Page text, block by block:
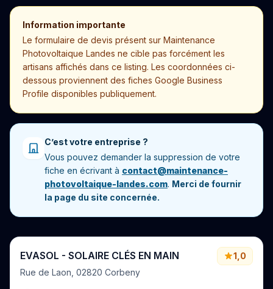
Information importante
Le formulaire de devis présent sur Maintenance
Photovoltaique Landes ne cible pas forcément les
artisans affichés dans ce listing. Les coordonnées ci-
dessous proviennent des fiches Google Business
Profile disponibles publiquement.
C’est votre entreprise ?
Vous pouvez demander la suppression de votre
fiche en écrivant à contact@maintenance-
photovoltaique-landes.com. Merci de fournir
la page du site concernée.
EVASOL - SOLAIRE CLÉS EN MAIN
Rue de Laon, 02820 Corbeny
1,0